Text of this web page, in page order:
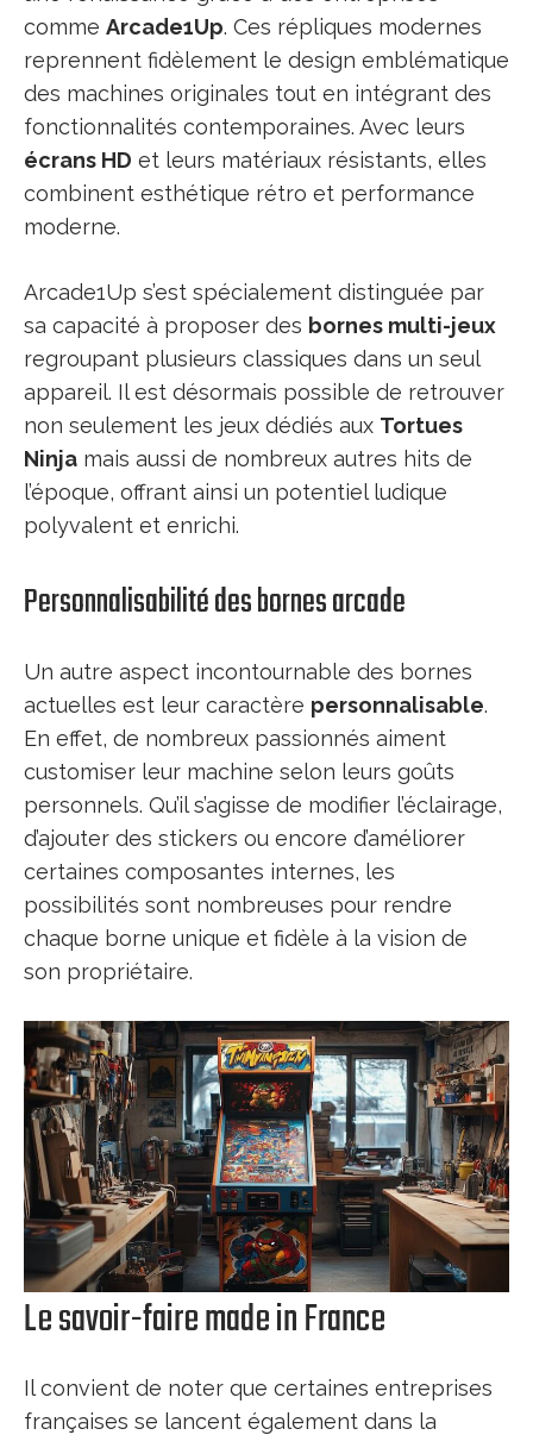
comme Arcade1Up. Ces répliques modernes
reprennent fidèlement le design emblématique
des machines originales tout en intégrant des
fonctionnalités contemporaines. Avec leurs
écrans HD et leurs matériaux résistants, elles
combinent esthétique rétro et performance
moderne.
Arcade1Up s’est spécialement distinguée par
sa capacité à proposer des bornes multi-jeux
regroupant plusieurs classiques dans un seul
appareil. Il est désormais possible de retrouver
non seulement les jeux dédiés aux Tortues
Ninja mais aussi de nombreux autres hits de
l’époque, offrant ainsi un potentiel ludique
polyvalent et enrichi.
Personnalisabilité des bornes arcade
Un autre aspect incontournable des bornes
actuelles est leur caractère personnalisable.
En effet, de nombreux passionnés aiment
customiser leur machine selon leurs goûts
personnels. Qu’il s’agisse de modifier l’éclairage,
d’ajouter des stickers ou encore d’améliorer
certaines composantes internes, les
possibilités sont nombreuses pour rendre
chaque borne unique et fidèle à la vision de
son propriétaire.
Le savoir-faire made in France
Il convient de noter que certaines entreprises
françaises se lancent également dans la